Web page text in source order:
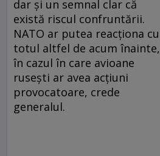
dar și un semnal clar că
există riscul confruntării.
NATO ar putea reacționa cu
totul altfel de acum înainte,
în cazul în care avioane
rusești ar avea acțiuni
provocatoare, crede
generalul.